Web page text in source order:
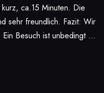
ca.15 Minuten. Die
sehr freundlich. Fazit: Wir
Besuch ist unbedingt zu